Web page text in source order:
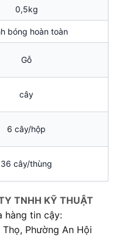
0,5kg
bóng hoàn toàn
Gỗ
cây
6 cây/hộp
36 cây/thùng
TNHH KỸ THUẬT
hàng tin cậy:
Phường An Hội